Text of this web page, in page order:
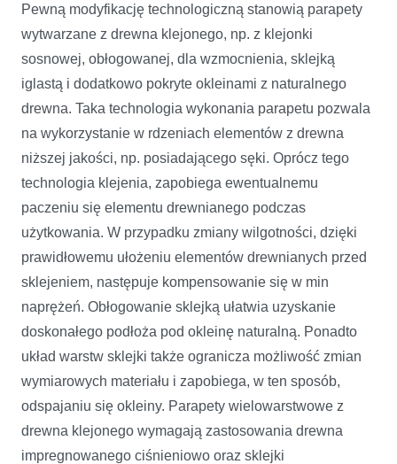
Pewną modyfikację technologiczną stanowią parapety
wytwarzane z drewna klejonego, np. z klejonki
sosnowej, obłogowanej, dla wzmocnienia, sklejką
iglastą i dodatkowo pokryte okleinami z naturalnego
drewna. Taka technologia wykonania parapetu pozwala
na wykorzystanie w rdzeniach elementów z drewna
niższej jakości, np. posiadającego sęki. Oprócz tego
technologia klejenia, zapobiega ewentualnemu
paczeniu się elementu drewnianego podczas
użytkowania. W przypadku zmiany wilgotności, dzięki
prawidłowemu ułożeniu elementów drewnianych przed
sklejeniem, następuje kompensowanie się w min
naprężeń. Obłogowanie sklejką ułatwia uzyskanie
doskonałego podłoża pod okleinę naturalną. Ponadto
układ warstw sklejki także ogranicza możliwość zmian
wymiarowych materiału i zapobiega, w ten sposób,
odspajaniu się okleiny. Parapety wielowarstwowe z
drewna klejonego wymagają zastosowania drewna
impregnowanego ciśnieniowo oraz sklejki